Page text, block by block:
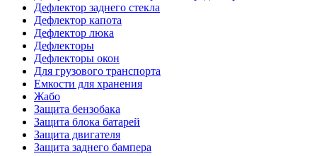
Дефлектор заднего стекла
Дефлектор капота
Дефлектор люка
Дефлекторы
Дефлекторы окон
Для грузового транспорта
Емкости для хранения
Жабо
Защита бензобака
Защита блока батарей
Защита двигателя
Защита заднего бампера